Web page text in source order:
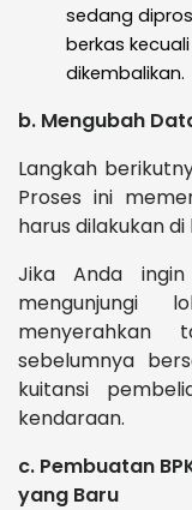
sedang
berkas
dikembalikan.
b. Mengubah
Langkah
Proses ini
harus dilakukan
Jika Anda ingin
mengunjungi
menyerahkan
sebelumnya
kuitansi
kendaraan.
c. Pembuatan
yang Baru